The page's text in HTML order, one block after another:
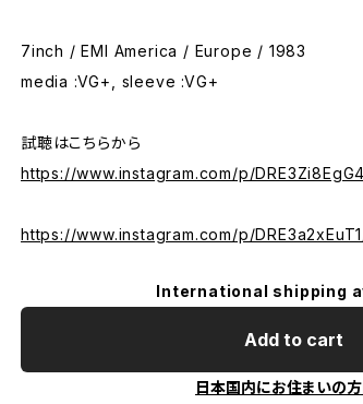
7inch / EMI America / Europe / 1983
media :VG+, sleeve :VG+
試聴はこちらから
https://www.instagram.com/p/
https://www.instagram.com/p/
International shipping
Add to cart
日本国内にお住まいの